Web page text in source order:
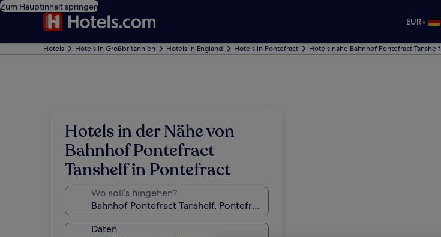
Zum Hauptinhalt springen
EUR•
Hotels Hotels in Großbritannien Hotels in England Hotels in Pontefract Hotels nahe Bahnhof Pontefract Tanshelf
Hotels in der Nähe von
Bahnhof Pontefract
Tanshelf in Pontefract
Wo soll’s hingehen?
Daten